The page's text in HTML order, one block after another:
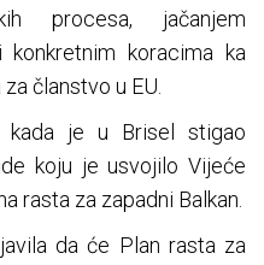
procesa, jačanjem
koracima ka
članstvo u EU.
kada je u Brisel stigao
koju je usvojilo Vijeće
rasta za zapadni Balkan.
da će Plan rasta za